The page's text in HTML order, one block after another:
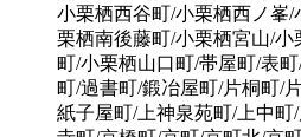
小栗栖西谷町/小栗栖西ノ峯
栗栖南後藤町/小栗栖宮山/
町/小栗栖山口町/帯屋町/表
町/過書町/鍛冶屋町/片桐町/
紙子屋町/上神泉苑町/上中